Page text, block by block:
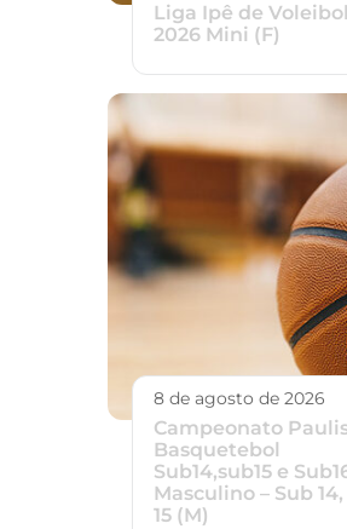
Liga Ipê de
2026 Mini (F)
8 de agosto de 2026
Campeonato
Basquetebol
Sub14,sub15 e
Masculino – Sub
15 (M)